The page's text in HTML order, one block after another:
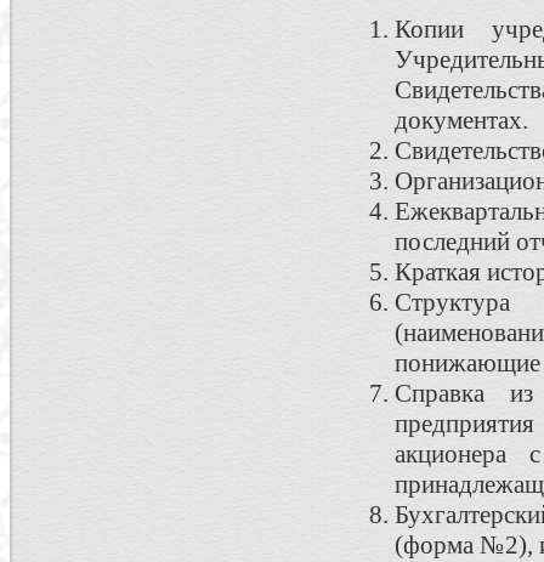
Копии
документах.
последний
Краткая
понижающие
Справка
акционера
(форма №2),